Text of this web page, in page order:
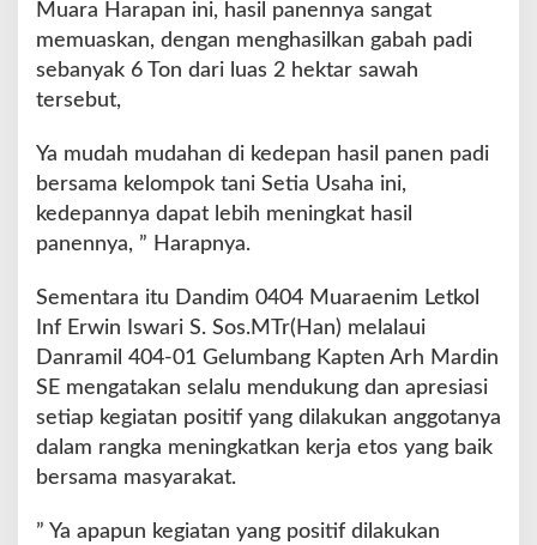
a
n
d
Muara Harapan ini, hasil panennya sangat
memuaskan, dengan menghasilkan gabah padi
sebanyak 6 Ton dari luas 2 hektar sawah
tersebut,
Ya mudah mudahan di kedepan hasil panen padi
bersama kelompok tani Setia Usaha ini,
kedepannya dapat lebih meningkat hasil
panennya, ” Harapnya.
Sementara itu Dandim 0404 Muaraenim Letkol
Inf Erwin Iswari S. Sos.MTr(Han) melalaui
Danramil 404-01 Gelumbang Kapten Arh Mardin
SE mengatakan selalu mendukung dan apresiasi
setiap kegiatan positif yang dilakukan anggotanya
dalam rangka meningkatkan kerja etos yang baik
bersama masyarakat.
” Ya apapun kegiatan yang positif dilakukan